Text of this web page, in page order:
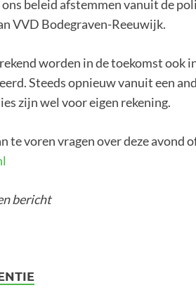
beleid afstemmen vanuit de
VVD Bodegraven-Reeuwijk.
worden in de toekomst ook
Steeds opnieuw vanuit een
zijn wel voor eigen rekening.
te voren vragen over deze avond
bericht